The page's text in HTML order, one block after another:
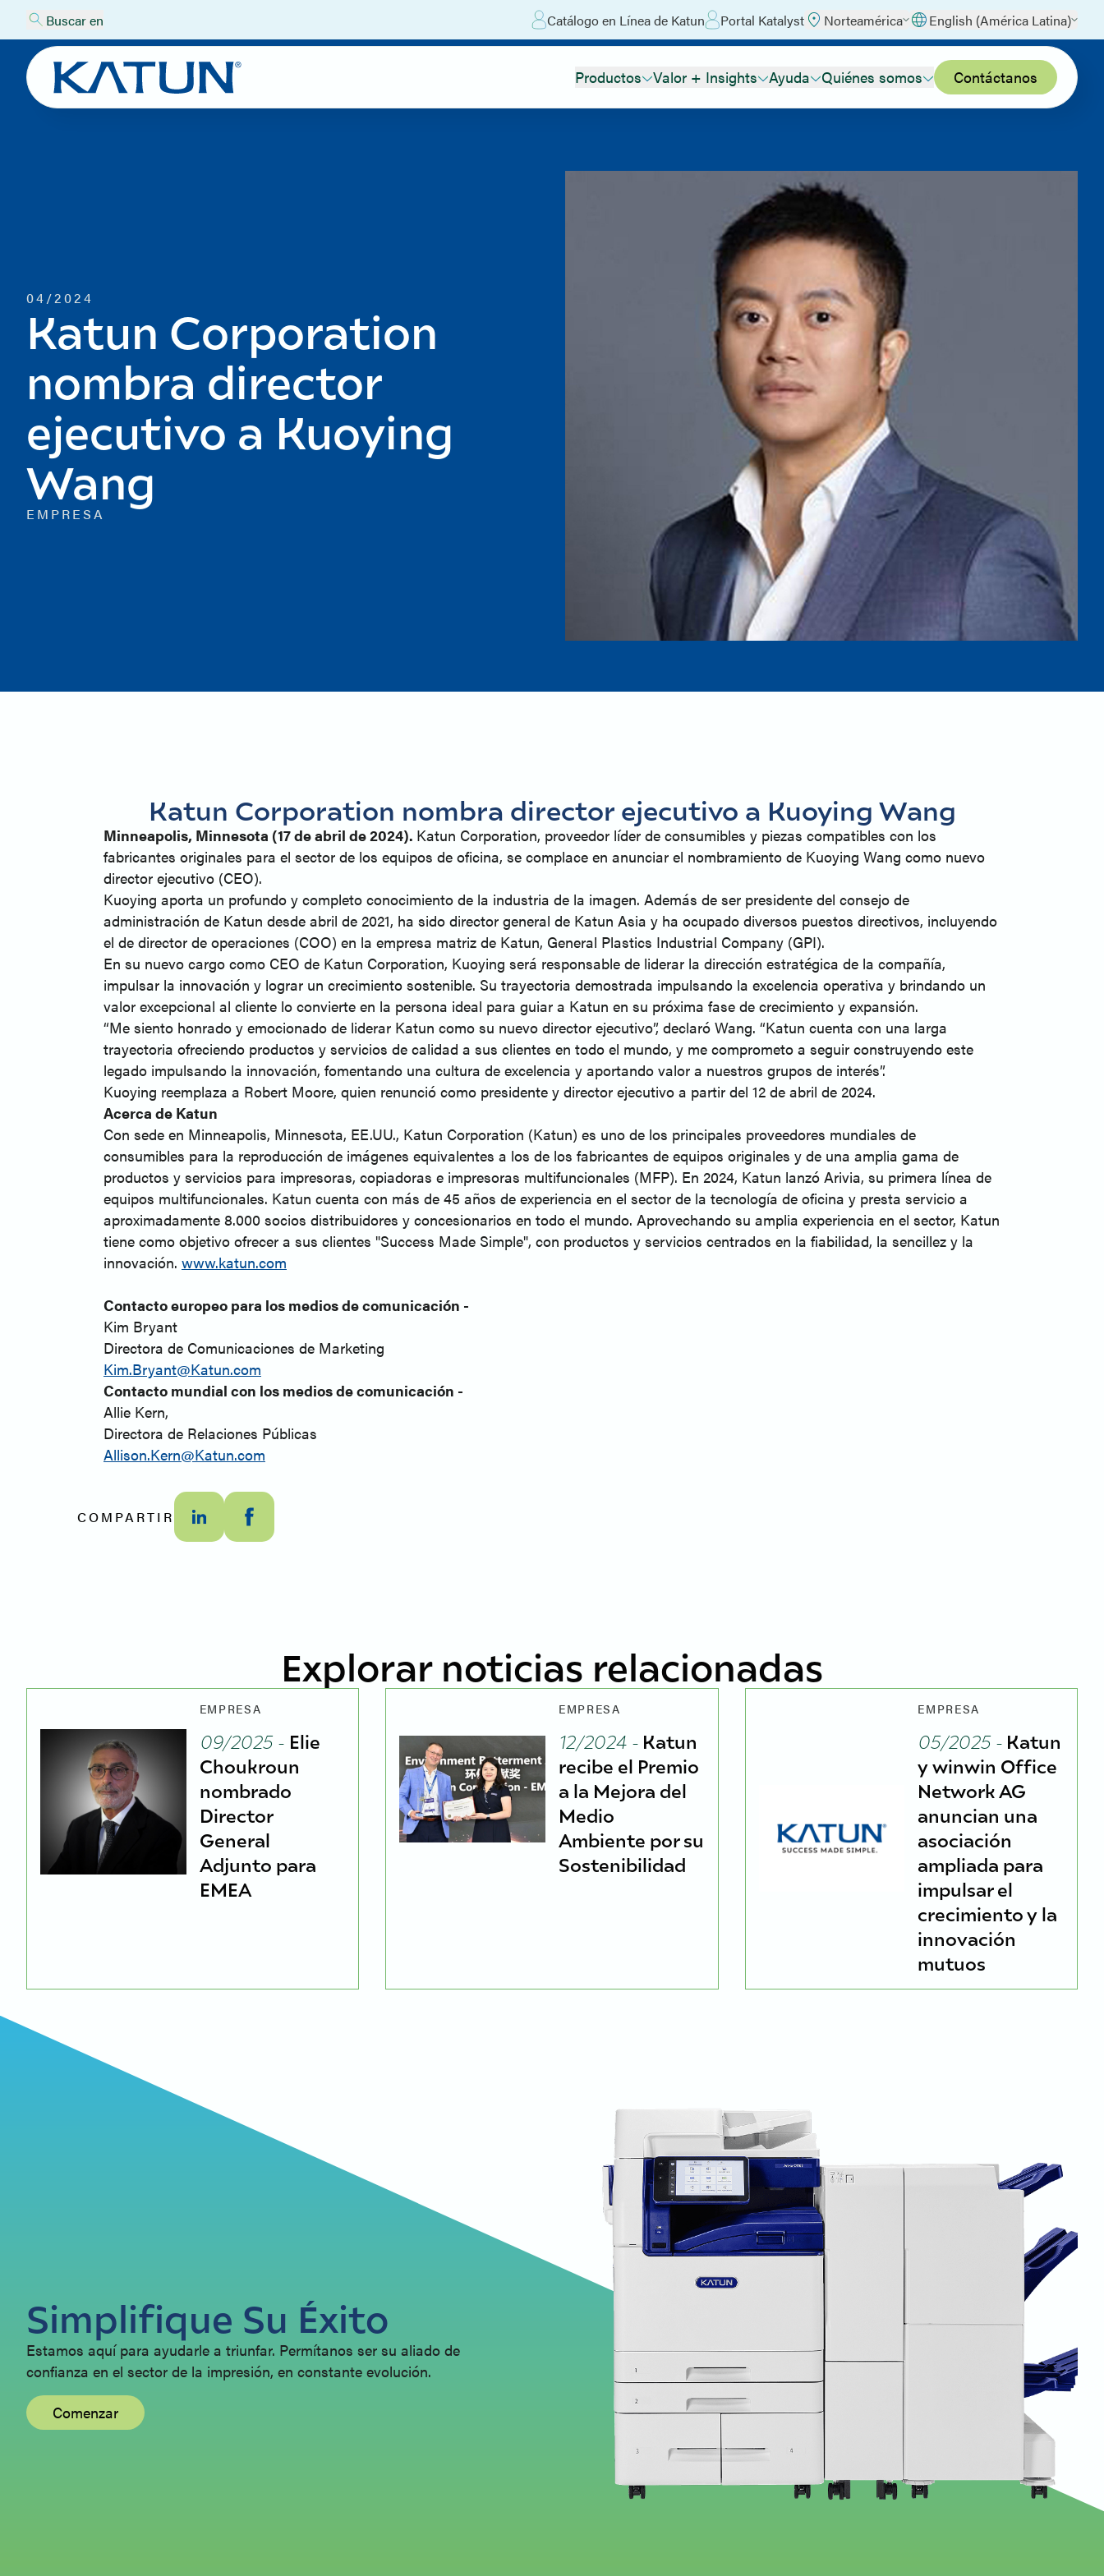
Buscar en Catálogo en Línea de Katun Portal Katalyst Norteamérica English (América Latina)
Productos Valor + Insights Ayuda Quiénes somos Contáctanos
04/2024
Katun Corporation
nombra director
ejecutivo a Kuoying
Wang
EMPRESA
Katun Corporation nombra director ejecutivo a Kuoying Wang
Minneapolis, Minnesota (17 de abril de 2024). Katun Corporation, proveedor líder de consumibles y piezas compatibles con los
fabricantes originales para el sector de los equipos de oficina, se complace en anunciar el nombramiento de Kuoying Wang como nuevo
director ejecutivo (CEO).
Kuoying aporta un profundo y completo conocimiento de la industria de la imagen. Además de ser presidente del consejo de
administración de Katun desde abril de 2021, ha sido director general de Katun Asia y ha ocupado diversos puestos directivos, incluyendo
el de director de operaciones (COO) en la empresa matriz de Katun, General Plastics Industrial Company (GPI).
En su nuevo cargo como CEO de Katun Corporation, Kuoying será responsable de liderar la dirección estratégica de la compañía,
impulsar la innovación y lograr un crecimiento sostenible. Su trayectoria demostrada impulsando la excelencia operativa y brindando un
valor excepcional al cliente lo convierte en la persona ideal para guiar a Katun en su próxima fase de crecimiento y expansión.
“Me siento honrado y emocionado de liderar Katun como su nuevo director ejecutivo”, declaró Wang. “Katun cuenta con una larga
trayectoria ofreciendo productos y servicios de calidad a sus clientes en todo el mundo, y me comprometo a seguir construyendo este
legado impulsando la innovación, fomentando una cultura de excelencia y aportando valor a nuestros grupos de interés”.
Kuoying reemplaza a Robert Moore, quien renunció como presidente y director ejecutivo a partir del 12 de abril de 2024.
Acerca de Katun
Con sede en Minneapolis, Minnesota, EE.UU., Katun Corporation (Katun) es uno de los principales proveedores mundiales de
consumibles para la reproducción de imágenes equivalentes a los de los fabricantes de equipos originales y de una amplia gama de
productos y servicios para impresoras, copiadoras e impresoras multifuncionales (MFP). En 2024, Katun lanzó Arivia, su primera línea de
equipos multifuncionales. Katun cuenta con más de 45 años de experiencia en el sector de la tecnología de oficina y presta servicio a
aproximadamente 8.000 socios distribuidores y concesionarios en todo el mundo. Aprovechando su amplia experiencia en el sector, Katun
tiene como objetivo ofrecer a sus clientes "Success Made Simple", con productos y servicios centrados en la fiabilidad, la sencillez y la
innovación. www.katun.com
Contacto europeo para los medios de comunicación -
Kim Bryant
Directora de Comunicaciones de Marketing
Kim.Bryant@Katun.com
Contacto mundial con los medios de comunicación -
Allie Kern,
Directora de Relaciones Públicas
Allison.Kern@Katun.com
COMPARTIR
Explorar noticias relacionadas
EMPRESA
09/2025 - Elie
Choukroun
nombrado
Director
General
Adjunto para
EMEA
EMPRESA
12/2024 - Katun
recibe el Premio
a la Mejora del
Medio
Ambiente por su
Sostenibilidad
EMPRESA
05/2025 - Katun
y winwin Office
Network AG
anuncian una
asociación
ampliada para
impulsar el
crecimiento y la
innovación
mutuos
Simplifique Su Éxito
Estamos aquí para ayudarle a triunfar. Permítanos ser su aliado de
confianza en el sector de la impresión, en constante evolución.
Comenzar